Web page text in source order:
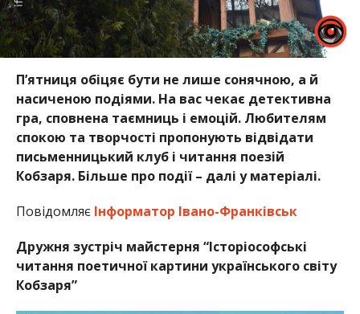
П’ятниця обіцяє бути не лише сонячною, а й
насиченою подіями. На вас чекає детективна
гра, сповнена таємниць і емоцій. Любителям
спокою та творчості пропонують відвідати
письменницький клуб і читання поезій
Кобзаря. Більше про події – далі у матеріалі.
Повідомляє Інформатор Івано-Франківськ
Дружня зустріч майстерня “Історіософські
читання поетичної картини українського світу
Кобзаря”